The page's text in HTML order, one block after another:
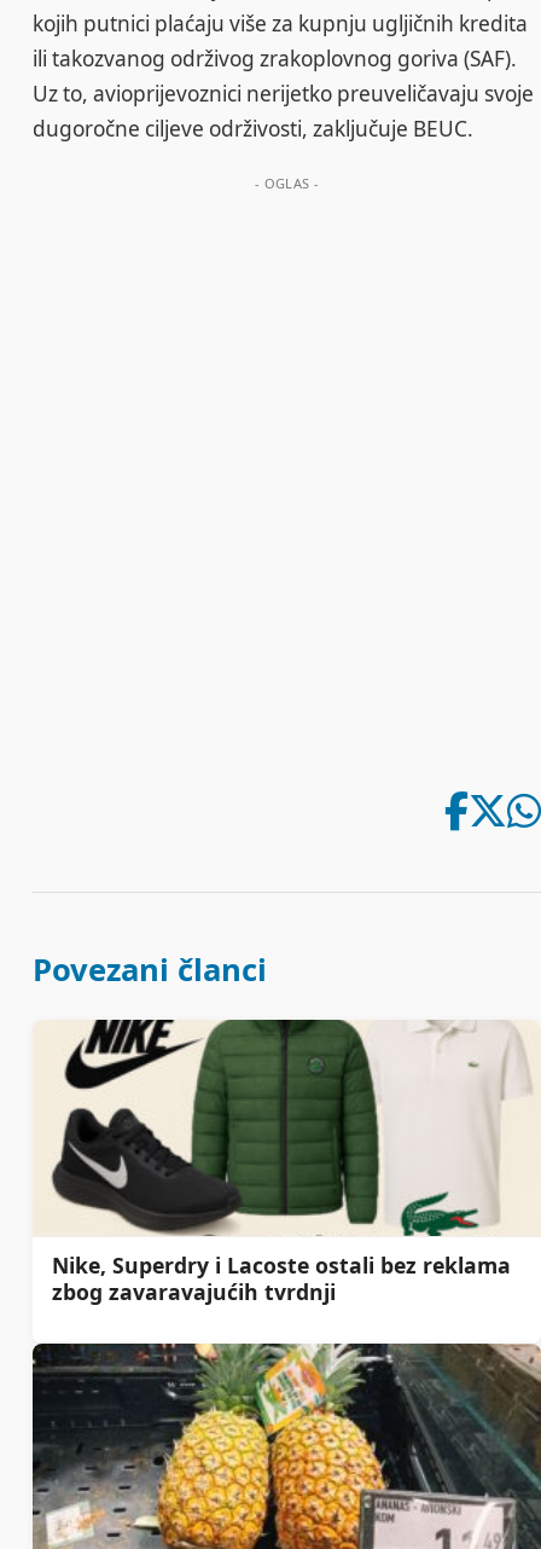
kojih putnici plaćaju više za kupnju ugljičnih kredita
ili takozvanog održivog zrakoplovnog goriva (SAF).
Uz to, avioprijevoznici nerijetko preuveličavaju svoje
dugoročne ciljeve održivosti, zaključuje BEUC.
- OGLAS -
Povezani članci
Nike, Superdry i Lacoste ostali bez reklama
zbog zavaravajućih tvrdnji